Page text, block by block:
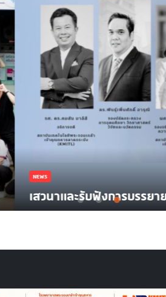
ยายพิเศษ "Farming The